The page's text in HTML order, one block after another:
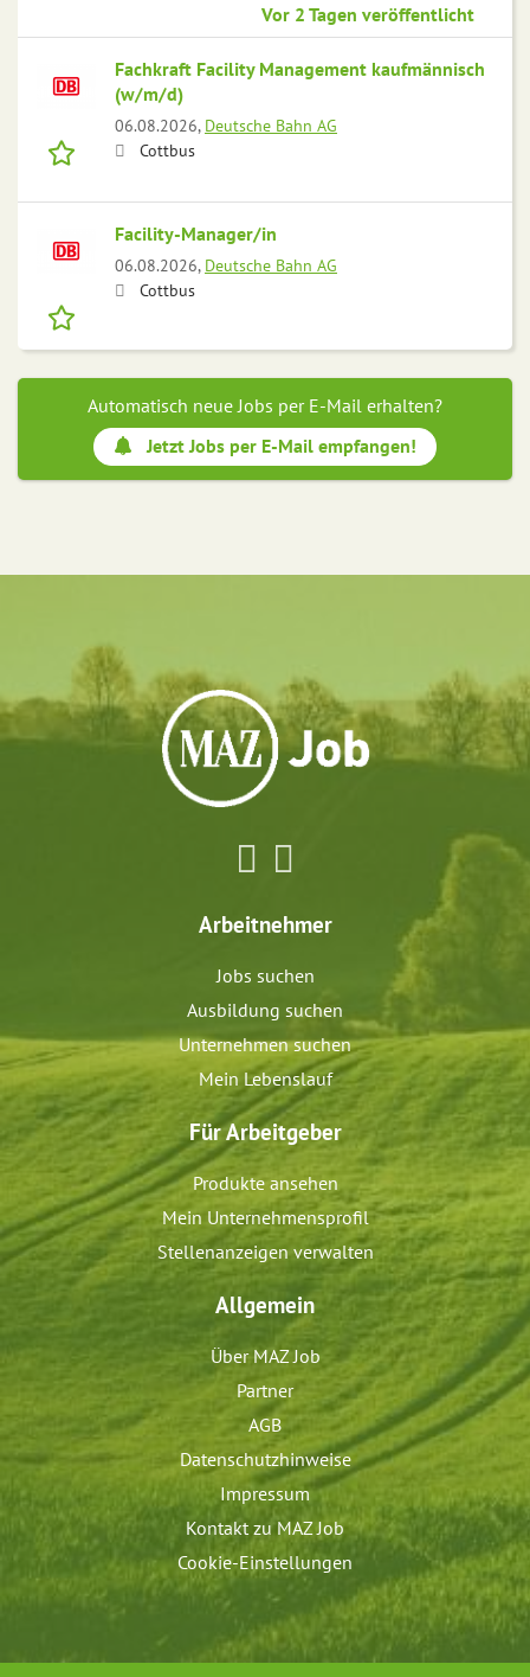
Vor 2 Tagen veröffentlicht
Fachkraft Facility Management kaufmännisch
(w/m/d)
06.08.2026, Deutsche Bahn AG
Cottbus
Facility-Manager/in
06.08.2026, Deutsche Bahn AG
Cottbus
Automatisch neue Jobs per E-Mail erhalten?
Jetzt Jobs per E-Mail empfangen!
Arbeitnehmer
Jobs suchen
Ausbildung suchen
Unternehmen suchen
Mein Lebenslauf
Für Arbeitgeber
Produkte ansehen
Mein Unternehmensprofil
Stellenanzeigen verwalten
Allgemein
Über MAZ Job
Partner
AGB
Datenschutzhinweise
Impressum
Kontakt zu MAZ Job
Cookie-Einstellungen